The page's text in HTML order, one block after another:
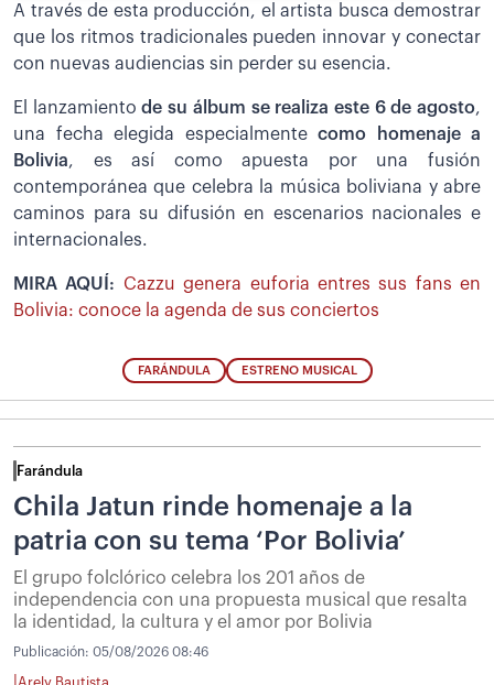
A través de esta producción, el artista busca demostrar
que los ritmos tradicionales pueden innovar y conectar
con nuevas audiencias sin perder su esencia.
El lanzamientode su álbum se realiza este 6 de agosto,
una fecha elegida especialmente como homenaje a
Bolivia, es así como apuesta por una fusión
contemporánea que celebra la música boliviana y abre
caminos para su difusión en escenarios nacionales e
internacionales.
MIRA AQUÍ: Cazzu genera euforia entres sus fans en
Bolivia: conoce la agenda de sus conciertos
FARÁNDULA ESTRENO MUSICAL
Farándula
Chila Jatun rinde homenaje a la
patria con su tema ‘Por Bolivia’
El grupo folclórico celebra los 201 años de
independencia con una propuesta musical que resalta
la identidad, la cultura y el amor por Bolivia
Publicación: 05/08/2026 08:46